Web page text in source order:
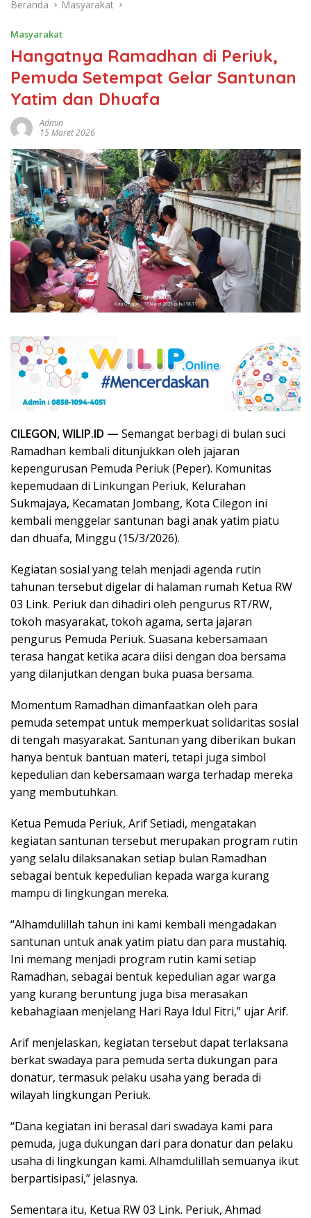
Beranda Masyarakat
Masyarakat
Hangatnya Ramadhan di Periuk,
Pemuda Setempat Gelar Santunan
Yatim dan Dhuafa
Admin
15 Maret 2026
CILEGON, WILIP.ID — Semangat berbagi di bulan suci
Ramadhan kembali ditunjukkan oleh jajaran
kepengurusan Pemuda Periuk (Peper). Komunitas
kepemudaan di Linkungan Periuk, Kelurahan
Sukmajaya, Kecamatan Jombang, Kota Cilegon ini
kembali menggelar santunan bagi anak yatim piatu
dan dhuafa, Minggu (15/3/2026).
Kegiatan sosial yang telah menjadi agenda rutin
tahunan tersebut digelar di halaman rumah Ketua RW
03 Link. Periuk dan dihadiri oleh pengurus RT/RW,
tokoh masyarakat, tokoh agama, serta jajaran
pengurus Pemuda Periuk. Suasana kebersamaan
terasa hangat ketika acara diisi dengan doa bersama
yang dilanjutkan dengan buka puasa bersama.
Momentum Ramadhan dimanfaatkan oleh para
pemuda setempat untuk memperkuat solidaritas sosial
di tengah masyarakat. Santunan yang diberikan bukan
hanya bentuk bantuan materi, tetapi juga simbol
kepedulian dan kebersamaan warga terhadap mereka
yang membutuhkan.
Ketua Pemuda Periuk, Arif Setiadi, mengatakan
kegiatan santunan tersebut merupakan program rutin
yang selalu dilaksanakan setiap bulan Ramadhan
sebagai bentuk kepedulian kepada warga kurang
mampu di lingkungan mereka.
“Alhamdulillah tahun ini kami kembali mengadakan
santunan untuk anak yatim piatu dan para mustahiq.
Ini memang menjadi program rutin kami setiap
Ramadhan, sebagai bentuk kepedulian agar warga
yang kurang beruntung juga bisa merasakan
kebahagiaan menjelang Hari Raya Idul Fitri,” ujar Arif.
Arif menjelaskan, kegiatan tersebut dapat terlaksana
berkat swadaya para pemuda serta dukungan para
donatur, termasuk pelaku usaha yang berada di
wilayah lingkungan Periuk.
“Dana kegiatan ini berasal dari swadaya kami para
pemuda, juga dukungan dari para donatur dan pelaku
usaha di lingkungan kami. Alhamdulillah semuanya ikut
berpartisipasi,” jelasnya.
Sementara itu, Ketua RW 03 Link. Periuk, Ahmad